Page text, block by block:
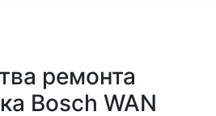
ремонта
Bosch WAN